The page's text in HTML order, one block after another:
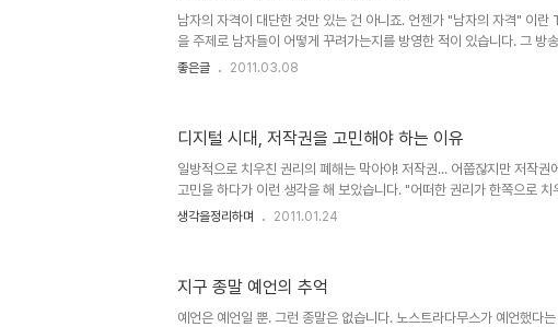
님"이란 말을 종종 사용했으면서도 말이죠. 공교롭게도 인사드리러 가
계신..
남자의 자격이 대단한 것만 있는 건 아니죠. 언젠가 "남자의 자격" 이란
을 주제로 남자들이 어떻게 꾸려가는지를 방영한 적이 있습니다. 그 방
안일을 해본 후 정말 힘들다는 것을 느낀 개그맨 이경규 씨가 마지막 대
그런데, 아이러니하게도 결혼 전 대부분 남자들은 무엇이든 다 잘해줄 것
게 말합니다. 그러나 정작 결혼 후 모습은 다들 약속이라도 한 듯 결혼
좋은글 2011.03.08
디지털 시대, 저작권을 고민해야 하는 이유
일방적으로 치우친 권리의 폐해는 막아야! 저작권... 어쭙잖지만 저작권
고민을 하다가 이런 생각을 해 보았습니다. "어떠한 권리가 한쪽으로 치
제가 발생하기 마련이다." 특히 본 글에서 말하고자 하는 저작권은 그 정
Times Published: March 1, 2009 음악이나, 책, 글 그림 등등... 이러
객체들의 공통점은 그것을 보고 듣고 감상하..
생각을정리하며 2011.01.24
지구 종말 예언의 추억
예언은 예언일 뿐. 그런 종말은 없습니다. 노스트라다무스가 예언했다